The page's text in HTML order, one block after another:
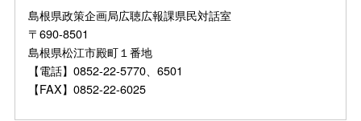
島根県政策企画局広聴広報課県民対話室
〒690-8501
島根県松江市殿町１番地
【電話】0852-22-5770、6501
【FAX】0852-22-6025